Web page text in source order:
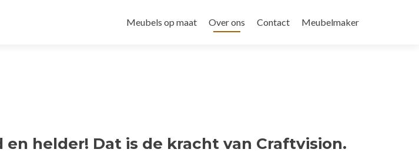
to
Meubels op maat Over ons Contact Meubelmaker
helder! Dat is de kracht van Craftvision.